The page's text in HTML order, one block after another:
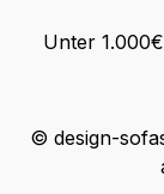
Unter
© design-